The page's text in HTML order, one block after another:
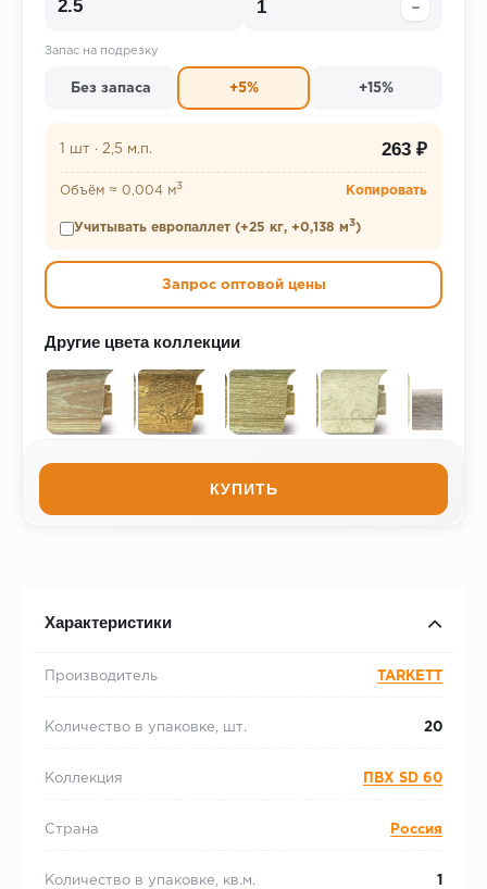
−
Запас на подрезку
Без запаса +5% +15%
1 шт · 2,5 м.п. 263 ₽
Объём ≈ 0,004 м3 Копировать
Учитывать европаллет (+25 кг, +0,138 м3)
Запрос оптовой цены
Другие цвета коллекции
КУПИТЬ
Характеристики
Производитель TARKETT
Количество в упаковке, шт. 20
Коллекция ПВХ SD 60
Страна Россия
Количество в упаковке, кв.м. 1